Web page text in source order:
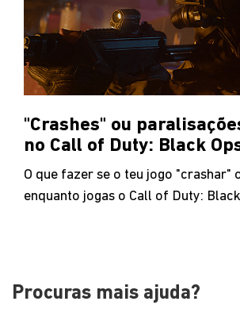
"Crashes" ou
no Call of Duty: Black
O que fazer se o teu jogo "crashar"
enquanto jogas o Call of Duty:
Procuras mais ajuda?